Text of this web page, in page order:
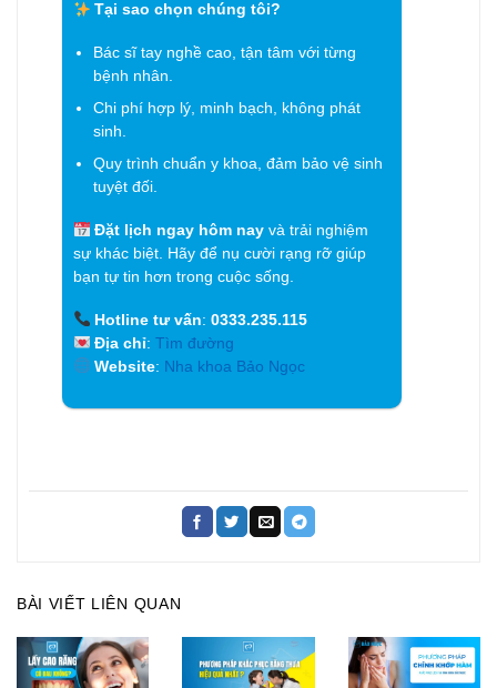
Tại sao chọn chúng tôi?
Bác sĩ tay nghề cao, tận tâm với từng
bệnh nhân.
Chi phí hợp lý, minh bạch, không phát
sinh.
Quy trình chuẩn y khoa, đảm bảo vệ sinh
tuyệt đối.
Đặt lịch ngay hôm nay và trải nghiệm
sự khác biệt. Hãy để nụ cười rạng rỡ giúp
bạn tự tin hơn trong cuộc sống.
Hotline tư vấn:0333.235.115
Địa chỉ:Tìm đường
Website: Nha khoa Bảo Ngọc
BÀI VIẾT LIÊN QUAN